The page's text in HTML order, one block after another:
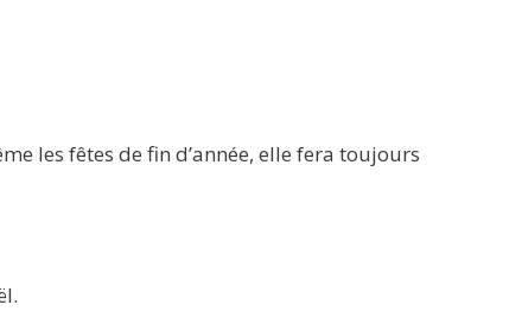
les fêtes de fin d’année, elle fera toujours